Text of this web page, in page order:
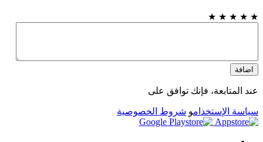
★
★
★
★
★
اضافة
عند المتابعة، فإنك توافق على
سياسة الإستخدامو شروط الخصوصية